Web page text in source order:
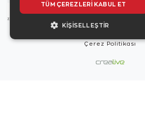
Copyright © 2026, Zen
Zen Diamond Birleşmiş
Turquality Destek Programı
Çerez Politikası
TÜM ÇEREZLERI KABUL ET
KIŞISELLEŞTIR